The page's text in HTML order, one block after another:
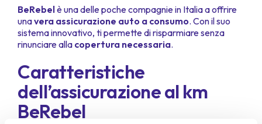
BeRebelè una delle poche compagnie in Italia a offrire
unavera assicurazione auto a consumo. Con il suo
sistema innovativo, ti permette di risparmiare senza
rinunciare alla copertura necessaria.
Caratteristiche
dell’assicurazione al km
BeRebel